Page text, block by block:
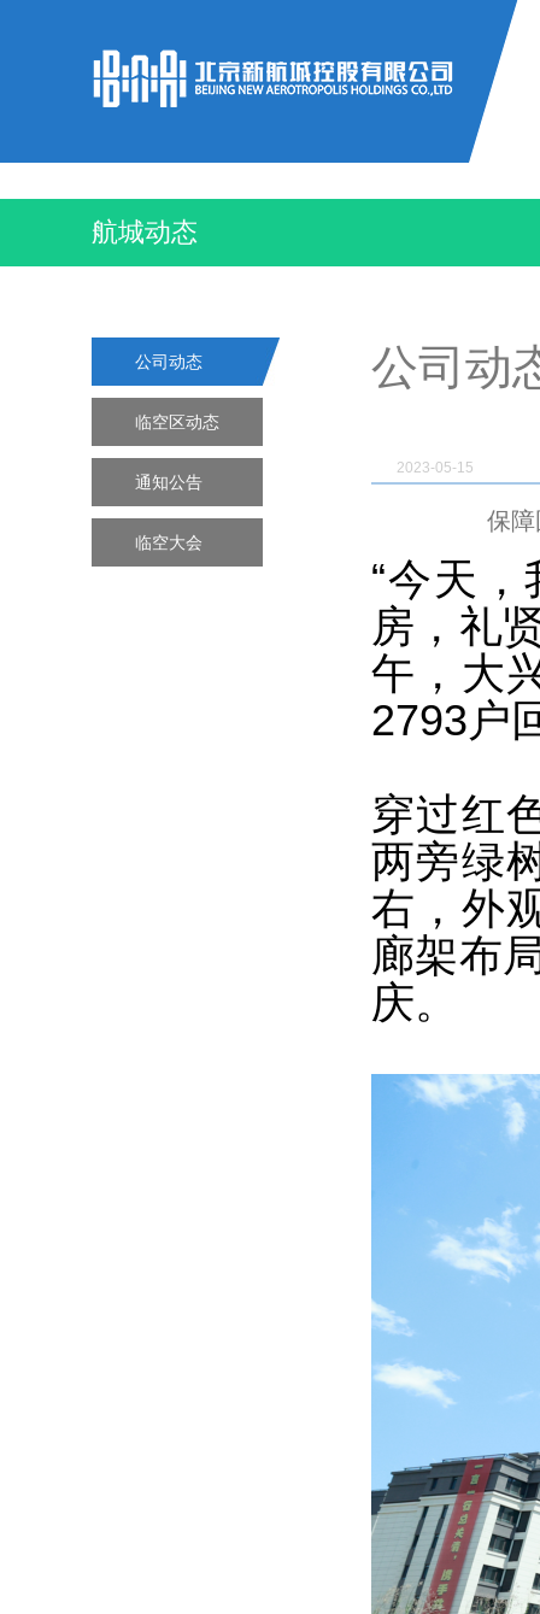
航城动态
公司动态
临空区动态
通知公告
临空大会
公司动
2023-05-15
保
“今天
房，礼
午，大
2793户
穿过红
两旁绿
右，外
廊架布
庆。